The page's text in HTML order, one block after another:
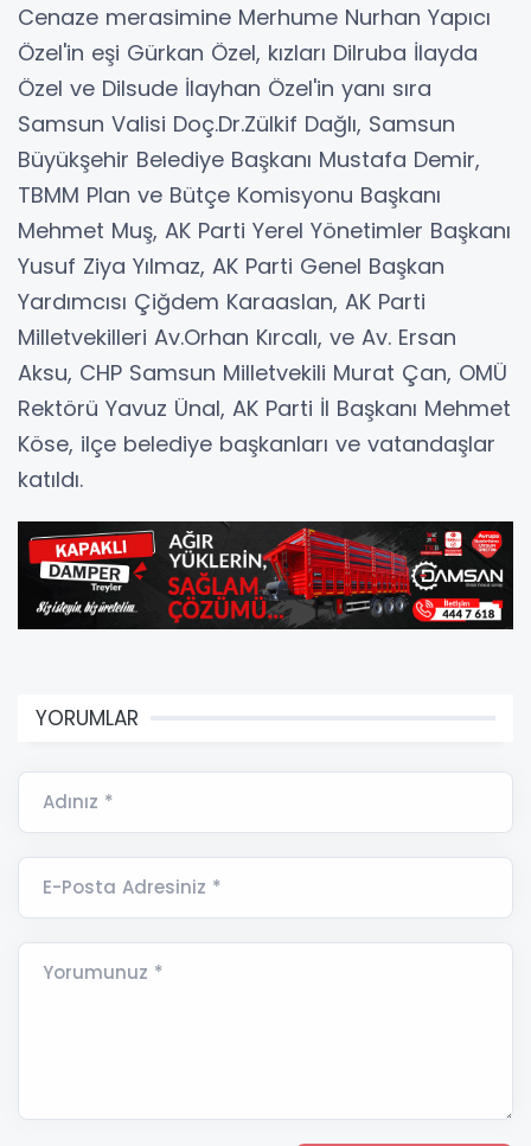
Cenaze merasimine Merhume Nurhan Yapıcı
Özel'in eşi Gürkan Özel, kızları Dilruba İlayda
Özel ve Dilsude İlayhan Özel'in yanı sıra
Samsun Valisi Doç.Dr.Zülkif Dağlı, Samsun
Büyükşehir Belediye Başkanı Mustafa Demir,
TBMM Plan ve Bütçe Komisyonu Başkanı
Mehmet Muş, AK Parti Yerel Yönetimler Başkanı
Yusuf Ziya Yılmaz, AK Parti Genel Başkan
Yardımcısı Çiğdem Karaaslan, AK Parti
Milletvekilleri Av.Orhan Kırcalı, ve Av. Ersan
Aksu, CHP Samsun Milletvekili Murat Çan, OMÜ
Rektörü Yavuz Ünal, AK Parti İl Başkanı Mehmet
Köse, ilçe belediye başkanları ve vatandaşlar
katıldı.
YORUMLAR
Adınız *
E-Posta Adresiniz *
Yorumunuz *